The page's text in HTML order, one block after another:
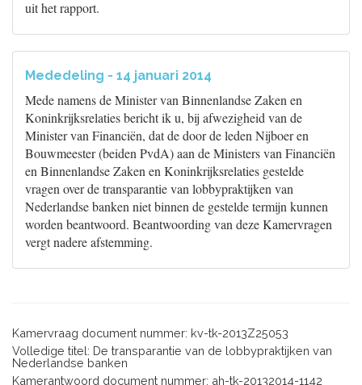
uit het rapport.
Mededeling - 14 januari 2014
Mede namens de Minister van Binnenlandse Zaken en
Koninkrijksrelaties bericht ik u, bij afwezigheid van de
Minister van Financiën, dat de door de leden Nijboer en
Bouwmeester (beiden PvdA) aan de Ministers van Financiën
en Binnenlandse Zaken en Koninkrijksrelaties gestelde
vragen over de transparantie van lobbypraktijken van
Nederlandse banken niet binnen de gestelde termijn kunnen
worden beantwoord. Beantwoording van deze Kamervragen
vergt nadere afstemming.
Kamervraag document nummer: kv-tk-2013Z25053
Volledige titel: De transparantie van de lobbypraktijken van
Nederlandse banken
Kamerantwoord document nummer: ah-tk-20132014-1142